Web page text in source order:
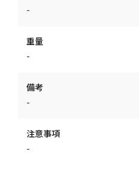
-
重量
-
備考
-
注意事項
-